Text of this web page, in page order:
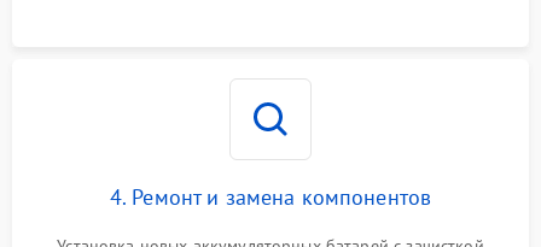
4. Ремонт и замена компонентов